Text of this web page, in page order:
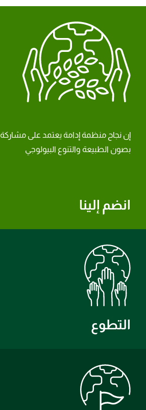
انضم إلينا
إن نجاح منظمة إدامة يعتمد على
بصون الطبيعة والتنوع البيولوجي
التطوع